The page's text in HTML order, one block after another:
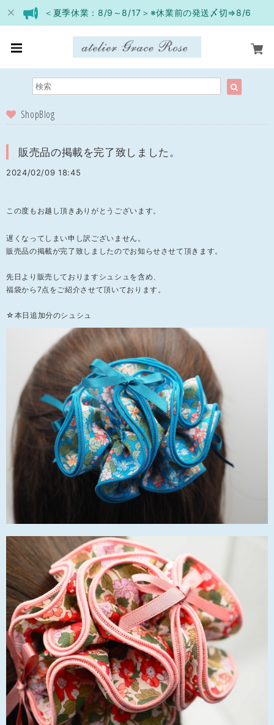
＜夏季休業：8/9～8/17＞※休業前の発送〆切⇒8/6
ShopBlog
販売品の掲載を完了致しました。
2024/02/09 18:45
この度もお越し頂きありがとうございます。
遅くなってしまい申し訳ございません。
販売品の掲載が完了致しましたのでお知らせさせて頂きます。
先日より販売しておりますシュシュを含め、
福袋から7点をご紹介させて頂いております。
☆本日追加分のシュシュ